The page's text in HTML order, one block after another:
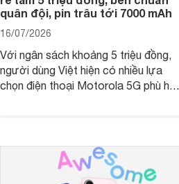
quân đội, pin trâu tới 7000 mAh
16/07/2026
Với ngân sách khoảng 5 triệu đồng,
người dùng Việt hiện có nhiều lựa
chọn điện thoại Motorola 5G phù hợp